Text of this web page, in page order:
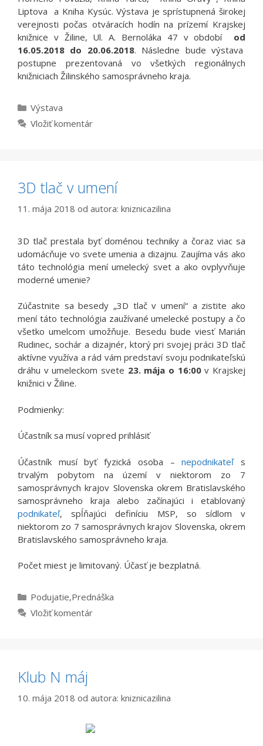
Liptova a Kniha Kysúc. Výstava je sprístupnená širokej
verejnosti počas otváracích hodín na prízemí Krajskej
knižnice v Žiline, Ul. A. Bernoláka 47 v období od
16.05.2018 do 20.06.2018. Následne bude výstava
postupne prezentovaná vo všetkých regionálnych
knižniciach Žilinského samosprávneho kraja.
Kategórie
Výstava
Vložiť komentár
3D tlač v umení
11. mája 2018 od autora: kniznicazilina
3D tlač prestala byť doménou techniky a čoraz viac sa
udomácňuje vo svete umenia a dizajnu. Zaujíma vás ako
táto technológia mení umelecký svet a ako ovplyvňuje
moderné umenie?
Zúčastnite sa besedy „3D tlač v umení“ a zistite ako
mení táto technológia zaužívané umelecké postupy a čo
všetko umelcom umožňuje. Besedu bude viesť Marián
Rudinec, sochár a dizajnér, ktorý pri svojej práci 3D tlač
aktívne využíva a rád vám predstaví svoju podnikateľskú
dráhu v umeleckom svete 23. mája o 16:00v Krajskej
knižnici v Žiline.
Podmienky:
Účastník sa musí vopred prihlásiť
Účastník musí byť fyzická osoba –nepodnikateľs
trvalým pobytom na území v niektorom zo 7
samosprávnych krajov Slovenska okrem Bratislavského
samosprávneho kraja alebo začínajúci i etablovaný
podnikateľ, spĺňajúci definíciu MSP, so sídlom v
niektorom zo 7 samosprávnych krajov Slovenska, okrem
Bratislavského samosprávneho kraja.
Počet miest je limitovaný. Účasť je bezplatná.
Kategórie
Podujatie,Prednáška
Vložiť komentár
Klub N máj
10. mája 2018 od autora: kniznicazilina